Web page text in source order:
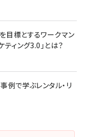
目標とするワークマン
ィング3.0」とは？
例で学ぶレンタル・リ